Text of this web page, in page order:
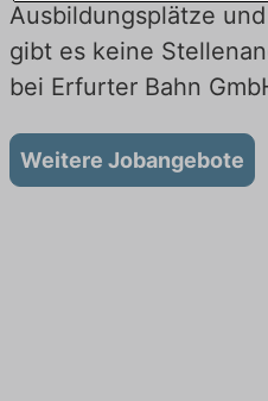
Ausbildungsplätze
gibt es keine
bei Erfurter Bahn
Weitere Jobangebote